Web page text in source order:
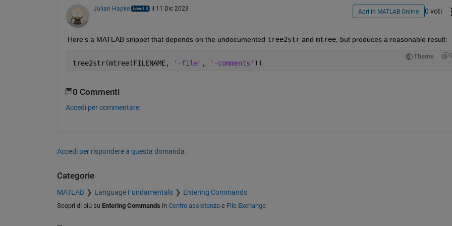
Julian Hapke il 11 Dic 2023 Apri in MATLAB Online 0 voti
Here's a MATLAB snippet that depends on the undocumented tree2str and mtree, but produces a reasonable result:
Theme
tree2str(mtree(FILENAME, '-file' , '-comments' ))
0 Commenti
Accedi per commentare.
Accedi per rispondere a questa domanda.
Categorie
MATLAB Language Fundamentals Entering Commands
Scopri di più su Entering Commands in Centro assistenza e File Exchange